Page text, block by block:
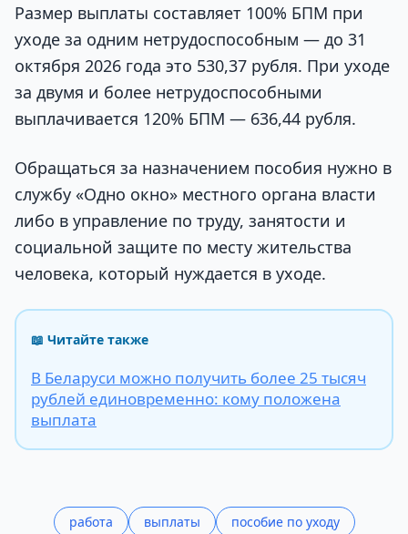
Размер выплаты составляет 100% БПМ при
уходе за одним нетрудоспособным — до 31
октября 2026 года это 530,37 рубля. При уходе
за двумя и более нетрудоспособными
выплачивается 120% БПМ — 636,44 рубля.
Обращаться за назначением пособия нужно в
службу «Одно окно» местного органа власти
либо в управление по труду, занятости и
социальной защите по месту жительства
человека, который нуждается в уходе.
📖 Читайте также
В Беларуси можно получить более 25 тысяч
рублей единовременно: кому положена
выплата
работа выплаты
пособие по уходу